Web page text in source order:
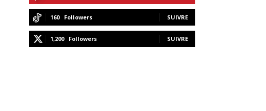
160 Followers SUIVRE
1,200 Followers SUIVRE